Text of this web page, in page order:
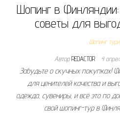
Шопинг в
советы для
Шопинг
АвторREDACTOR 4
Забудьте о скучных покупках!
для ценителей качества и
одежда, сувениры, и всё это по
свой шопинг-тур в